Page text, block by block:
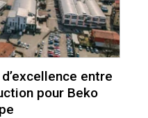
entre
pour Beko